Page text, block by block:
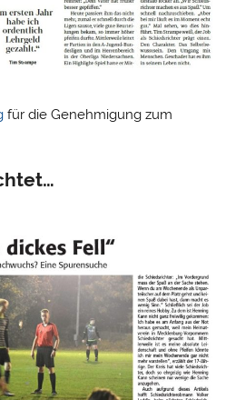
für die Genehmigung zum